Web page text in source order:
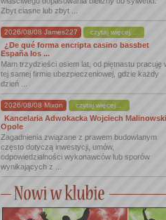
Zbyt ciasne lub zbyt ...
2026/08/08 James227 czytaj więcej...
¿De qué forma encripta casino bassbet
España los ...
Mam trzydzieści osiem lat, od piętnastu pracuję
tej samej firmie ubezpieczeniowej, gdzie każdy
dzień ...
2026/08/08 Mixon czytaj więcej...
Kancelaria Adwokacka Wojciech Malinowski
Opole
Zagadnienia związane z prawem budowlanym
często dotyczą inwestycji, umów,
odpowiedzialności wykonawców lub sporów
wynikających z ...